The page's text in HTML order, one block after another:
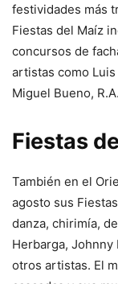
festividades más
Fiestas del Maíz
concursos de
artistas como
Miguel Bueno,
Fiestas
También en el
agosto sus
danza, chirimía,
Herbarga, Johnny
otros artistas. El